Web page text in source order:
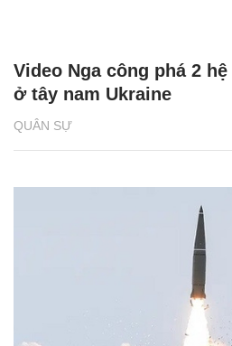
QUÂN SỰ
Video Nga công phá 2
ở tây nam Ukraine